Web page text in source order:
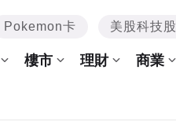
Pokemon卡 美股科技股
樓市 理財 商業